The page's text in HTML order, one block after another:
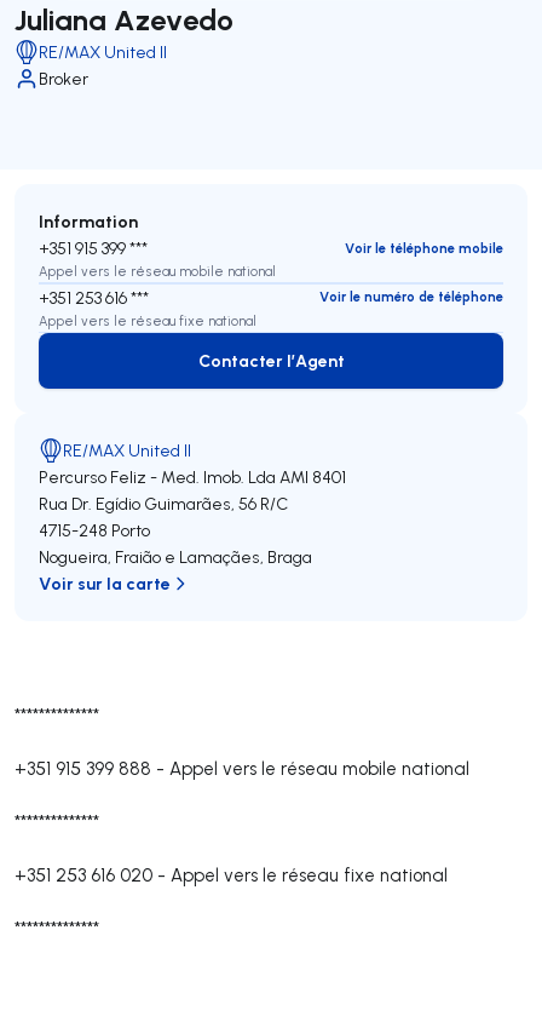
Juliana Azevedo
RE/MAX United II
Broker
**************
+351 915 399 888 - Appel vers le réseau mobile national
**************
+351 253 616 020 - Appel vers le réseau fixe national
**************
Information
+351 915 399 ***
Voir le téléphone mobile
Appel vers le réseau mobile national
+351 253 616 ***
Voir le numéro de téléphone
Appel vers le réseau fixe national
Contacter l’Agent
Contacter l’Agent
RE/MAX United II
Percurso Feliz - Med. Imob. Lda AMI 8401
Rua Dr. Egídio Guimarães, 56 R/C
4715-248 Porto
Nogueira, Fraião e Lamaçães, Braga
Voir sur la carte